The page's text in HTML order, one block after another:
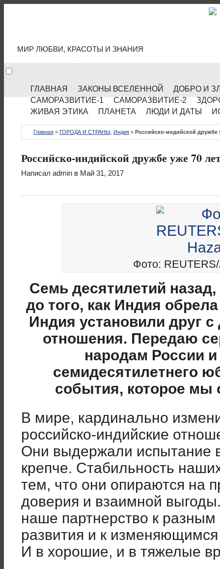
МИР ЛЮБВИ, КРАСОТЫ И ЗНАНИЯ
ГЛАВНАЯ ЗАКОНЫ ВСЕЛЕННОЙ
ДОБРО И
САМОРАЗВИТИЕ-1
САМОРАЗВИТИЕ-2
ЖИВАЯ ЭТИКА
ПЛАНЕТА ЛЮДИ И ДАТЫ
Главная » ГОРОДА И СТРАНЫ Индия » Российско-индийской дружбе
Российско-индийской дружбе уже 70
Написал admin в Май 31, 2017
Фото:
Cемь десятилетий
до того, как Индия
Индия установили друг
отношения. Передаю
народам России
семидесятилетнего
события, которое мы
В мире, кардинально
российско-индийские
Они выдержали испытание
крепче. Стабильность
тем, что они опираются на
доверия и взаимной
наше партнерство к
развития и к
И в хорошие, и в тяжелые